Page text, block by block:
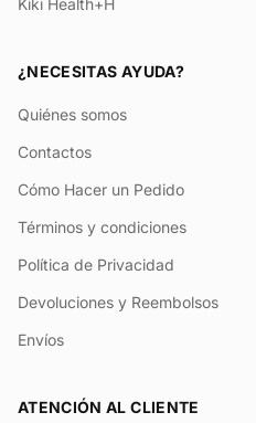
¿NECESITAS AYUDA?
Quiénes somos
Contactos
Cómo Hacer un Pedido
Términos y condiciones
Política de Privacidad
Devoluciones y Reembolsos
Envíos
ATENCIÓN AL CLIENTE